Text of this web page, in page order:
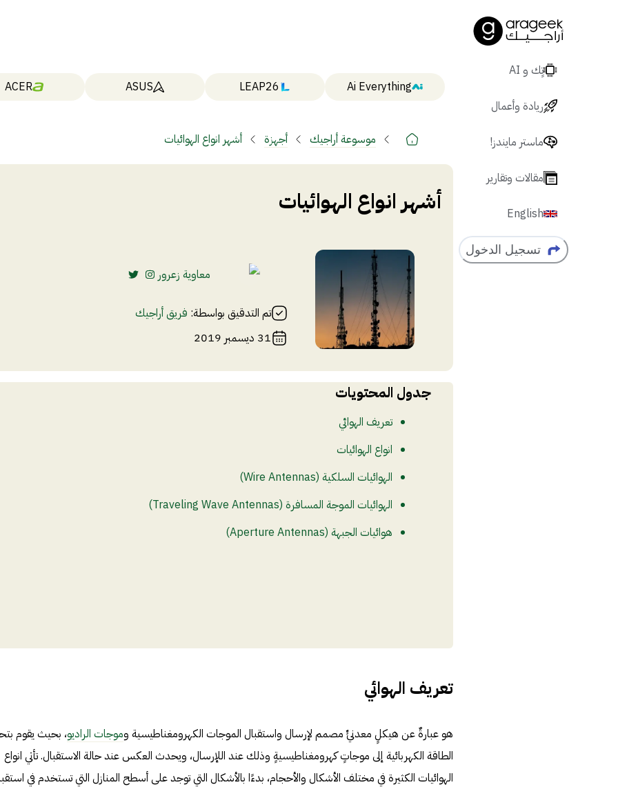
تٍك و AI
ريادة وأعمال
ماستر مايندز!
مقالات وتقارير
English
تسجيل الدخول
Ai Everything
LEAP26
ASUS
ACER
موسوعة أراجيك أجهزة أشهر انواع الهوائيات
أشهر انواع الهوائيات
معاوية زعرور
تم التدقيق بواسطة: فريق أراجيك
31 ديسمبر 2019
جدول المحتويات
تعريف الهوائي
انواع الهوائيات
الهوائيات السلكية (Wire Antennas)
الهوائيات الموجة المسافرة (Traveling Wave Antennas)
هوائيات الجبهة (Aperture Antennas)
تعريف الهوائي
هو عبارةٌ عن هيكلٍ معدنيٍّ مصمم لإرسال واستقبال الموجات الكهرومغناطيسية وموجات الراديو، بحيث يقوم
الطاقة الكهربائية إلى موجاتٍ كهرومغناطيسيةٍ وذلك عند اللإرسال، ويحدث العكس عند حالة الاستقبال. تأتي انواع
الهوائيات الكثيرة في مختلف الأشكال والأحجام، بدءًا بالأشكال التي توجد على أسطح المنازل التي تستخدم في